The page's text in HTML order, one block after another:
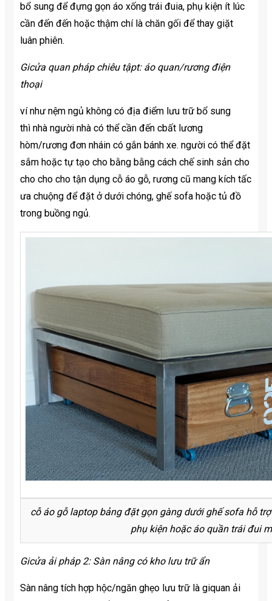
bổ sung để đựng gọn áo xống trái đuia, phụ kiện ít lúc
cần đến đến hoặc thậm chí là chăn gối để thay giặt
luân phiên.
Gicửa quan pháp chiêu tậpt: áo quan/rương điện
thoại
ví như nệm ngủ không có địa điểm lưu trữ bổ sung
thì nhà người nhà có thể cần đến cbất lương
hòm/rương đơn nháin có gắn bánh xe. người có thể đặt
sắm hoặc tự tạo cho bằng bằng cách chế sinh sản cho
cho cho cho tận dụng cỗ áo gỗ, rương cũ mang kích tấc
ưa chuộng để đặt ở dưới chóng, ghế sofa hoặc tủ đồ
trong buồng ngủ.
cỗ áo gỗ laptop bảng đặt gọn gàng dưới ghế sofa hỗ
phụ kiện hoặc áo quần trái đui
Gicửa ải pháp 2: Sàn nâng có kho lưu trữ ẩn
Sàn nâng tích hợp hộc/ngăn ghẹo lưu trữ là giquan ải